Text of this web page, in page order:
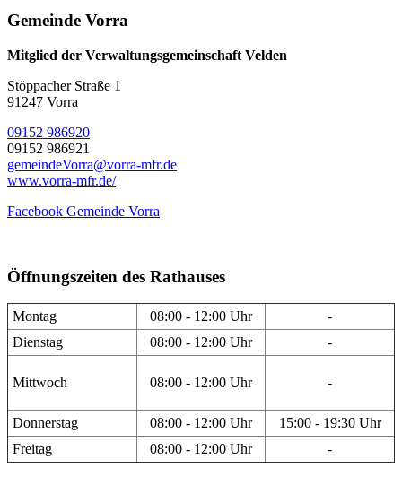
Gemeinde Vorra
Mitglied der Verwaltungsgemeinschaft Velden
Stöppacher Straße 1
91247 Vorra
09152 986920
09152 986921
gemeindeVorra@vorra-mfr.de
www.vorra-mfr.de/
Facebook Gemeinde Vorra
Öffnungszeiten des Rathauses
Montag 08:00 - 12:00 Uhr
-
Dienstag
08:00 - 12:00 Uhr -
Mittwoch 08:00 - 12:00 Uhr -
Donnerstag 08:00 - 12:00 Uhr
15:00 - 19:30 Uhr
Freitag
08:00 - 12:00 Uhr -